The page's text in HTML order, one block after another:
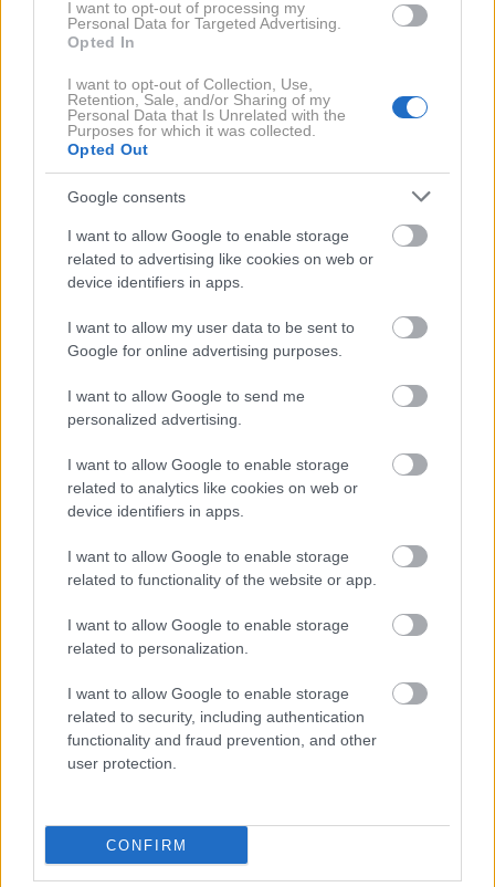
I want to opt-out of processing my
Personal Data for Targeted Advertising.
Opted In
I want to opt-out of Collection, Use,
Retention, Sale, and/or Sharing of my
Personal Data that Is Unrelated with the
Purposes for which it was collected.
Opted Out
Google consents
I want to allow Google to enable storage
related to advertising like cookies on web or
device identifiers in apps.
I want to allow my user data to be sent to
Google for online advertising purposes.
I want to allow Google to send me
personalized advertising.
I want to allow Google to enable storage
related to analytics like cookies on web or
device identifiers in apps.
I want to allow Google to enable storage
related to functionality of the website or app.
I want to allow Google to enable storage
related to personalization.
I want to allow Google to enable storage
related to security, including authentication
functionality and fraud prevention, and other
user protection.
CONFIRM
Po uspešno pretečeni trasi je sledil zaslužen
čakala glavna zvezda večera –osvežilna
herbalna
voda DoNatural.
Aleksandra Saša Prelesnik
V ozadju dogodka je bilo tokrat namreč tudi
pomembno sporočilo -hidracija . Ta je bistvena že v
vsakdanjem življenju, še toliko bolj pa med in po
aktivnostih v toplejših poletnih dneh, ko telo
potrebuje še več tekočin, da se ustrezno ohlaja in